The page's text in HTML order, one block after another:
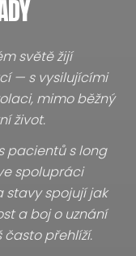
světě žijí
— s vysilujícími
mimo běžný
život.
pacientů s long
spolupráci
stavy spojují jak
a boj o uznání
často přehlíží.